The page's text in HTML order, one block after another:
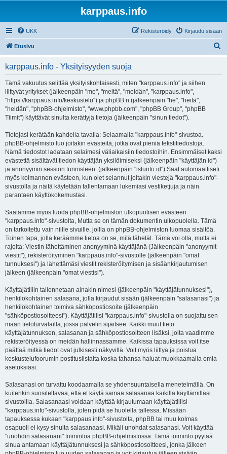
karppaus.info
UKK Kirjaudu sisään
Rekisteröidy
Etusivu
karppaus.info - Yksityisyyden suoja
Tämä vakuutus selittää yksityiskohtaisesti, miten "karppaus.info" ja siihen
liittyvät yritykset (jälkeenpäin "me", "meitä", "meidän", "karppaus.info",
"https://karppaus.info/keskustelu") ja phpBB:n (jälkeenpäin "he", "heitä",
"heidän", "phpBB-ohjelmisto", "www.phpbb.com", "phpBB Group", "phpBB
Tiimit") käyttävät sinulta kerättyjä tietoja (jälkeenpäin "sinun tiedot").
Tietojasi kerätään kahdella tavalla: Selaamalla "karppaus.info"-sivustoa.
phpBB-ohjelmisto luo joitakin evästeitä, jotka ovat pieniä tekstitiedostoja.
Nämä tiedostot ladataan selaimesi väliaikaisiin tiedostoihin. Ensimmäiset kaksi
evästettä sisältävät tiedon käyttäjän yksilöimiseksi (jälkeenpäin "käyttäjän id")
ja anonyymin session tunnisteen. (jälkeenpäin "istunto id") Saat automaattiseti
myös kolmannen evästeen, kun olet selannut joitakin viestejä "karppaus.info"-
sivustolla ja näitä käytetään tallentamaan lukemiasi vestiketjuja ja näin
parantaen käyttökokemustasi.
Saatamme myös luoda phpBB-ohjelmiston ulkopuolisen evästeen
"karppaus.info"-sivustolta, Mutta se on tämän dokumentin ulkopuolella. Tämä
on tarkoitettu vain niille sivuille, joilla on phpBB-ohjelmiston luomaa sisältöä.
Toinen tapa, jolla keräämme tietoa on se, mitä lähetät. Tämä voi olla, mutta ei
rajoita: Viestin lähettäminen anonyyminä käyttäjänä (Jälkeenpäin "anonyymit
viestit"), rekisteröityminen "karppaus.info"-sivustolle (jälkeenpäin "omat
tunnuksesi") ja lähettämäsi viestit rekisteröitymisen ja sisäänkirjautumisen
jälkeen (jälkeenpäin "omat viestisi").
Käyttäjätiliin tallennetaan ainakin nimesi (jälkeenpäin "käyttäjätunnuksesi"),
henkilökohtainen salasana, jolla kirjaudut sisään (jälkeenpäin "salasanasi") ja
henkilökohtainen toimiva sähköpostiosoite (jälkeenpäin
"sähköpostiosoitteesi"). Käyttäjätilisi "karppaus.info"-sivustolla on suojattu sen
maan tietoturvalailla, jossa palvelin sijaitsee. Kaikki muut tieto
käyttäjätunnuksen, salasanan ja sähköpostiosoitteen lisäksi, joita vaadimme
rekisteröityessä on meidän hallinnassamme. Kaikissa tapauksissa voit itse
päättää mitkä tiedot ovat julkisesti näkyvillä. Voit myös liittyä ja poistua
keskustelufoorumin postituslistalta koska tahansa haluat muokkaamalla omia
asetuksiasi.
Salasanasi on turvattu koodaamalla se yhdensuuntaisella menetelmällä. On
kuitenkin suositeltavaa, että et käytä samaa salasanaa kaikilla käyttämilläsi
sivustoilla. Salasanaasi voidaan käyttää kirjautumaan käyttäjätiliisi
"karppaus.info"-sivustolla, joten pidä se huolella tallessa. Missään
tapauksessa kukaan "karppaus.info"-sivustolta, phpBB tai muu kolmas
osapuoli ei kysy sinulta salasanaasi. Mikäli unohdat salasanasi. Voit käyttää
"unohdin salasanani" toimintoa phpBB-ohjelmistossa. Tämä toiminto pyytää
sinua antamaan käyttäjätunnuksesi ja sähköpostiosoitteesi, jonka jälkeen